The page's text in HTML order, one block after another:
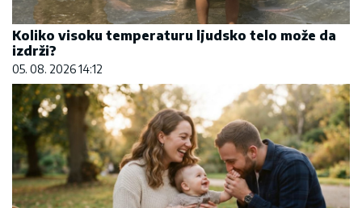
Koliko visoku temperaturu ljudsko telo može da
izdrži?
05. 08. 2026 14:12